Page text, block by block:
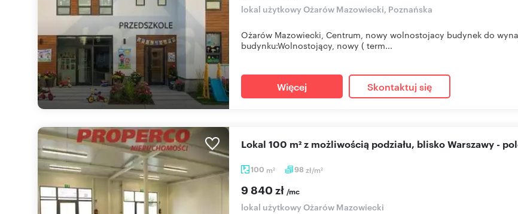
lokal użytkowy Ożarów Mazowiecki, Poznańska
Ożarów Mazowiecki, Centrum, nowy wolnostojacy budynek do
budynku:Wolnostojący, nowy ( term...
Więcej Skontaktuj się
100 m2 98 zł/m2
Lokal 100 m² z możliwością podziału, blisko Warszawy -
9 840 zł /mc
lokal użytkowy Ożarów Mazowiecki